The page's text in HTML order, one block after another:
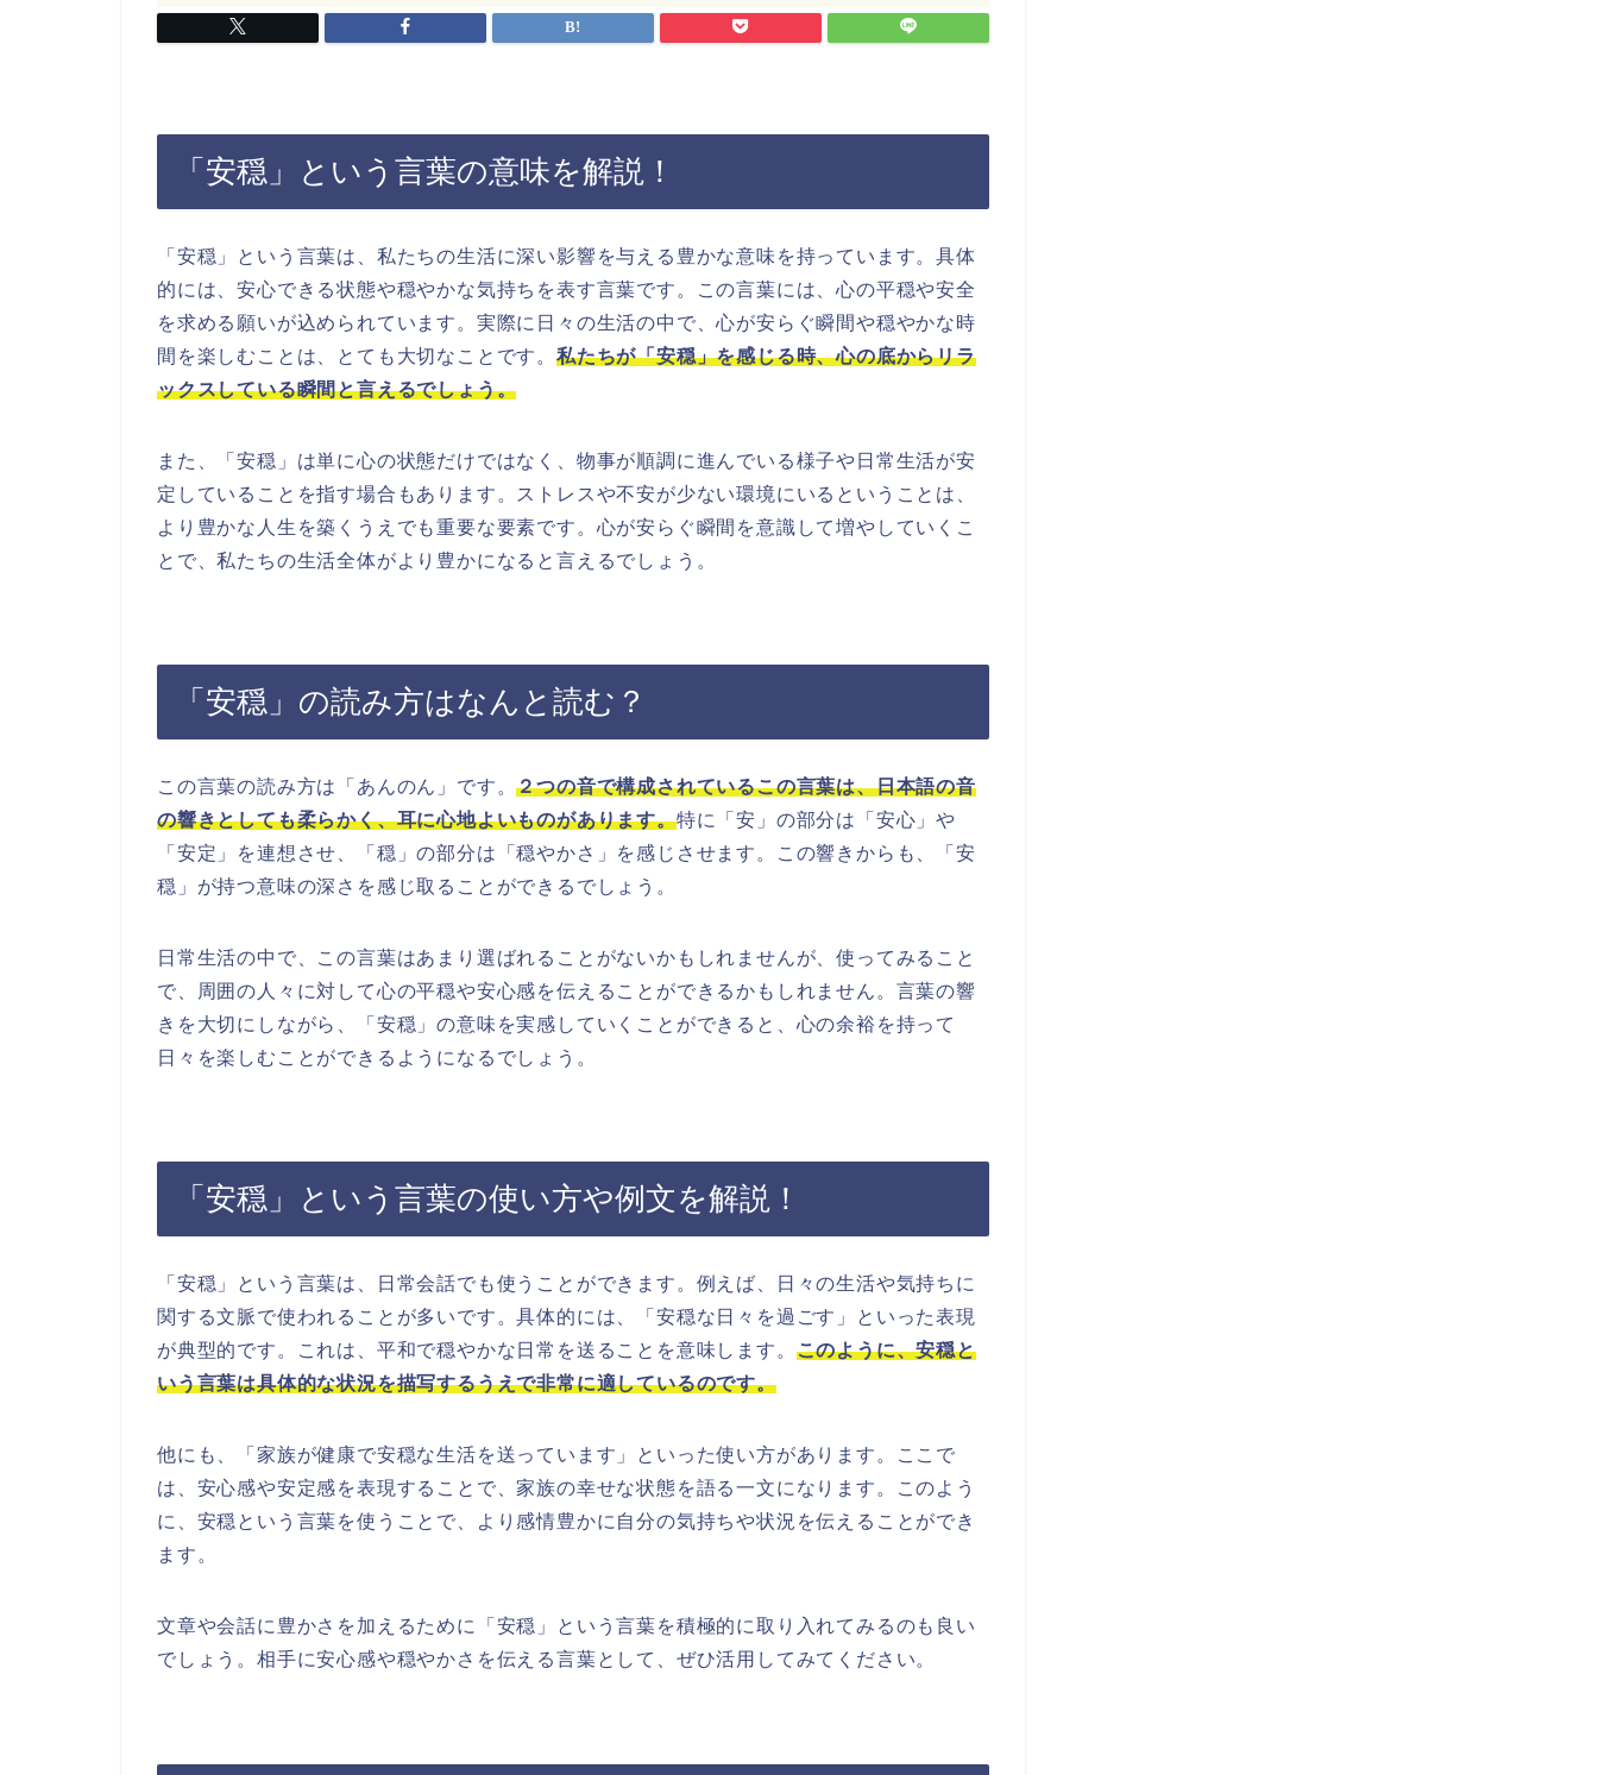
「安穏」という言葉の意味を解説！
「安穏」という言葉は、私たちの生活に深い影響を与える豊かな意味を持っています。具体
的には、安心できる状態や穏やかな気持ちを表す言葉です。この言葉には、心の平穏や安全
を求める願いが込められています。実際に日々の生活の中で、心が安らぐ瞬間や穏やかな時
間を楽しむことは、とても大切なことです。 私たちが「安穏」を感じる時、心の底からリラ
ックスしている瞬間と言えるでしょう。
また、「安穏」は単に心の状態だけではなく、物事が順調に進んでいる様子や日常生活が安
定していることを指す場合もあります。ストレスや不安が少ない環境にいるということは、
より豊かな人生を築くうえでも重要な要素です。心が安らぐ瞬間を意識して増やしていくこ
とで、私たちの生活全体がより豊かになると言えるでしょう。
「安穏」の読み方はなんと読む？
この言葉の読み方は「あんのん」です。２つの音で構成されているこの言葉は、日本語の音
の響きとしても柔らかく、耳に心地よいものがあります。特に「安」の部分は「安心」や
「安定」を連想させ、「穏」の部分は「穏やかさ」を感じさせます。この響きからも、「安
穏」が持つ意味の深さを感じ取ることができるでしょう。
日常生活の中で、この言葉はあまり選ばれることがないかもしれませんが、使ってみること
で、周囲の人々に対して心の平穏や安心感を伝えることができるかもしれません。言葉の響
きを大切にしながら、「安穏」の意味を実感していくことができると、心の余裕を持って
日々を楽しむことができるようになるでしょう。
「安穏」という言葉の使い方や例文を解説！
「安穏」という言葉は、日常会話でも使うことができます。例えば、日々の生活や気持ちに
関する文脈で使われることが多いです。具体的には、「安穏な日々を過ごす」といった表現
が典型的です。これは、平和で穏やかな日常を送ることを意味します。 このように、安穏と
いう言葉は具体的な状況を描写するうえで非常に適しているのです。
他にも、「家族が健康で安穏な生活を送っています」といった使い方があります。ここで
は、安心感や安定感を表現することで、家族の幸せな状態を語る一文になります。このよう
に、安穏という言葉を使うことで、より感情豊かに自分の気持ちや状況を伝えることができ
ます。
文章や会話に豊かさを加えるために「安穏」という言葉を積極的に取り入れてみるのも良い
でしょう。相手に安心感や穏やかさを伝える言葉として、ぜひ活用してみてください。